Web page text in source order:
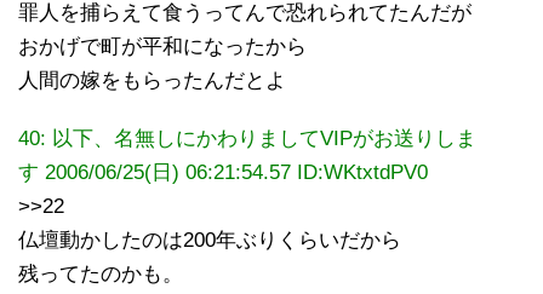
罪人を捕らえて食うってんで恐れられてたんだが
おかげで町が平和になったから
人間の嫁をもらったんだとよ
40: 以下、名無しにかわりましてVIPがお送りしま
す 2006/06/25(日) 06:21:54.57 ID:WKtxtdPV0
>>22
仏壇動かしたのは200年ぶりくらいだから
残ってたのかも。